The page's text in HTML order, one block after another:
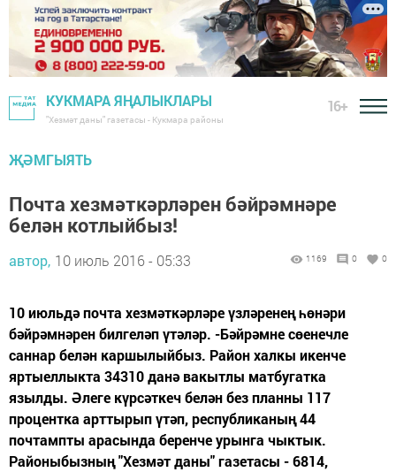
КУКМАРА ЯҢАЛЫКЛАРЫ
"Хезмәт даны" газетасы - Кукмара районы
16+
ҖӘМГЫЯТЬ
Почта хезмәткәрләрен бәйрәмнәре
белән котлыйбыз!
автор, 10 июль 2016 - 05:33 1169 0 0
10 июльдә почта хезмәткәрләре үзләренең һөнәри
бәйрәмнәрен билгеләп үтәләр. -Бәйрәмне сөенечле
саннар белән каршылыйбыз. Район халкы икенче
яртыеллыкта 34310 данә вакытлы матбугатка
язылды. Әлеге күрсәткеч белән без планны 117
процентка арттырып үтәп, республиканың 44
почтампты арасында беренче урынга чыктык.
Районыбызның "Хезмәт даны" газетасы - 6814,